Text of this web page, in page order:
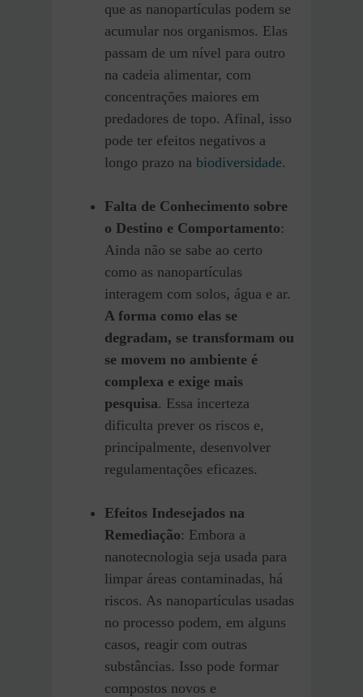
que as nanopartículas podem se
acumular nos organismos. Elas
passam de um nível para outro
na cadeia alimentar, com
concentrações maiores em
predadores de topo. Afinal, isso
pode ter efeitos negativos a
longo prazo na biodiversidade.
Falta de Conhecimento sobre
o Destino e Comportamento:
Ainda não se sabe ao certo
como as nanopartículas
interagem com solos, água e ar.
A forma como elas se
degradam, se transformam ou
se movem no ambiente é
complexa e exige mais
pesquisa. Essa incerteza
dificulta prever os riscos e,
principalmente, desenvolver
regulamentações eficazes.
Efeitos Indesejados na
Remediação: Embora a
nanotecnologia seja usada para
limpar áreas contaminadas, há
riscos. As nanopartículas usadas
no processo podem, em alguns
casos, reagir com outras
substâncias. Isso pode formar
compostos novos e